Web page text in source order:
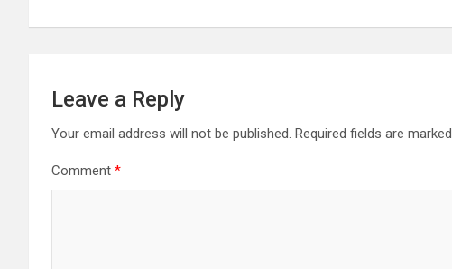
Leave a Reply
Your email address will not be published. Required fields are marked
Comment *